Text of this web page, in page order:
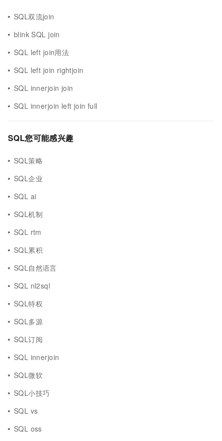
SQL双流join
blink SQL join
SQL left join用法
SQL left join rightjoin
SQL innerjoin join
SQL innerjoin left join full
SQL您可能感兴趣
SQL策略
SQL企业
SQL ai
SQL机制
SQL rtm
SQL累积
SQL自然语言
SQL nl2sql
SQL特权
SQL多源
SQL订阅
SQL innerjoin
SQL微软
SQL小技巧
SQL vs
SQL oss